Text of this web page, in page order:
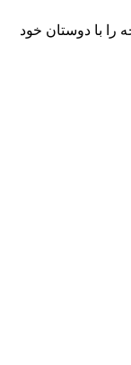
را با دوستان خود